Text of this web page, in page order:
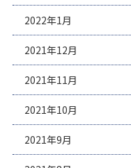
2022年1月
2021年12月
2021年11月
2021年10月
2021年9月